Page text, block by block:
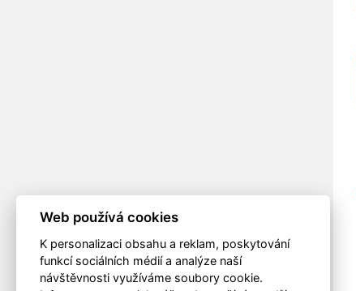
Web používá cookies
K personalizaci obsahu a reklam, poskytování
funkcí sociálních médií a analýze naší
návštěvnosti využíváme soubory cookie.